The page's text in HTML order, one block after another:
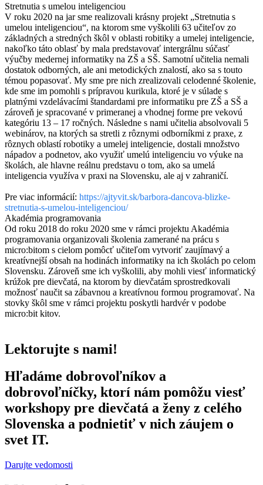
Stretnutia s umelou inteligenciou
V roku 2020 na jar sme realizovali krásny projekt „Stretnutia s
umelou inteligenciou“, na ktorom sme vyškolili 63 učiteľov zo
základných a stredných škôl v oblasti robitiky a umelej inteligencie,
nakoľko táto oblasť by mala predstavovať intergrálnu súčasť
výučby medernej informatiky na ZŠ a SŠ. Samotní učitelia nemali
dostatok odborných, ale ani metodických znalostí, ako sa s touto
témou popasovať. My sme pre nich zrealizovali celodenné školenie,
kde sme im pomohli s prípravou kurikula, ktoré je v súlade s
platnými vzdelávacími štandardami pre informatiku pre ZŠ a SŠ a
zároveň je spracované v primeranej a vhodnej forme pre vekovú
kategóriu 13 – 17 ročných. Následne s nami učitelia absolvovali 5
webinárov, na ktorých sa stretli z rôznymi odborníkmi z praxe, z
rôznych oblastí robotiky a umelej inteligencie, dostali množstvo
nápadov a podnetov, ako využiť umelú inteligenciu vo výuke na
školách, ale hlavne reálnu predstavu o tom, ako sa umelá
inteligencia využíva v praxi na Slovensku, ale aj v zahraničí.
Pre viac informácií: https://ajtyvit.sk/barbora-dancova-blizke-
stretnutia-s-umelou-inteligenciou/
Akadémia programovania
Od roku 2018 do roku 2020 sme v rámci projektu Akadémia
programovania organizovali školenia zamerané na prácu s
micro:bitom s cielom pomôcť učiteľom vytvoriť zaujímavý a
kreatívnejší obsah na hodinách informatiky na ich školách po celom
Slovensku. Zároveň sme ich vyškolili, aby mohli viesť informatický
krúžok pre dievčatá, na ktorom by dievčatám sprostredkovali
možnosť naučit sa zábavnou a kreatívnou formou programovať. Na
stovky škôl sme v rámci projektu poskytli hardvér v podobe
micro:bit kitov.
Lektorujte s nami!
Hľadáme dobrovoľníkov a
dobrovoľníčky, ktorí nám pomôžu viesť
workshopy pre dievčatá a ženy z celého
Slovenska a podnietiť v nich záujem o
svet IT.
Darujte vedomosti